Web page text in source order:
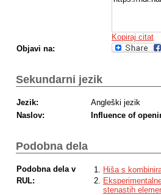
Kopiraj citat
Objavi na:
Sekundarni jezik
Jezik:
Angleški jezik
Naslov:
Influence of
Podobna dela
Podobna dela v
RUL:
Hiša s
stenastih